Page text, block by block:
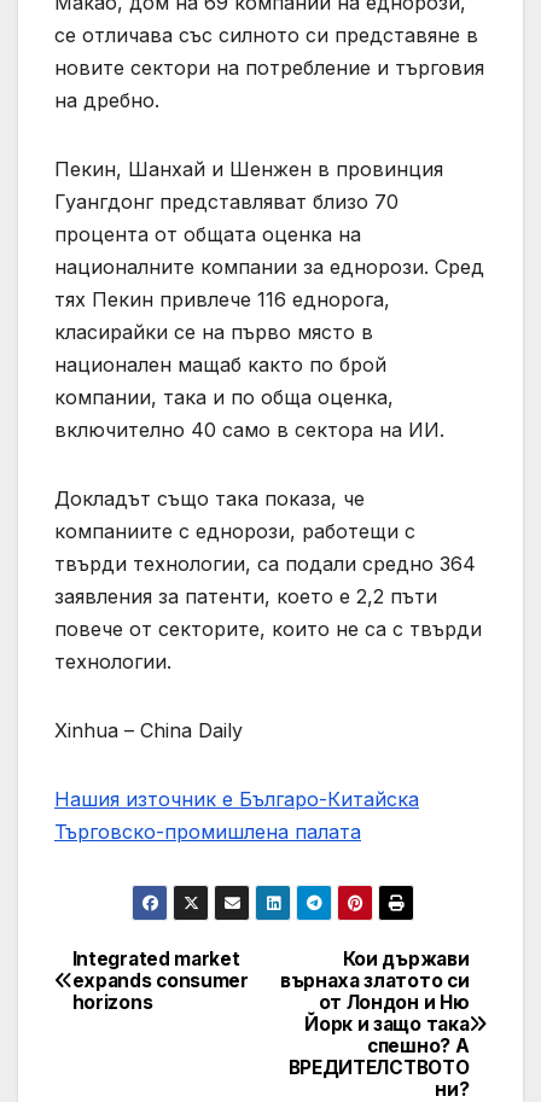
се отличава със силното си представяне в
новите сектори на потребление и търговия
на дребно.
Пекин, Шанхай и Шенжен в провинция
Гуангдонг представляват близо 70
процента от общата оценка на
националните компании за еднорози. Сред
тях Пекин привлече 116 еднорога,
класирайки се на първо място в
национален мащаб както по брой
компании, така и по обща оценка,
включително 40 само в сектора на ИИ.
Докладът също така показа, че
компаниите с еднорози, работещи с
твърди технологии, са подали средно 364
заявления за патенти, което е 2,2 пъти
повече от секторите, които не са с твърди
технологии.
Xinhua – China Daily
Нашия източник е Българо-Китайска
Търговско-промишлена палaта
Post
navigation
Кои държави
върнаха златото си
от Лондон и Ню
Йорк и защо така
спешно? А
ВРЕДИТЕЛСТВОТО
ни?
Integrated market
expands consumer
horizons